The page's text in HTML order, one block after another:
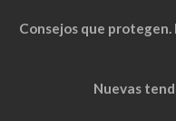
Consejos que protegen.
Nuevas